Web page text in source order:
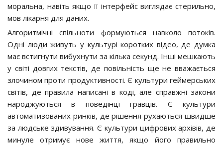
моральна, навіть якщо її інтерфейс виглядає стерильно,
мов лікарня для даних.
Алгоритмічні спільноти формуються навколо потоків.
Одні люди живуть у культурі коротких відео, де думка
має встигнути вибухнути за кілька секунд. Інші мешкають
у світі довгих текстів, де повільність ще не вважається
злочином проти продуктивності. Є культури геймерських
світів, де правила написані в коді, але справжні закони
народжуються в поведінці гравців. Є культури
автоматизованих ринків, де рішення рухаються швидше
за людське здивування. Є культури цифрових архівів, де
минуле отримує нове життя, якщо його правильно